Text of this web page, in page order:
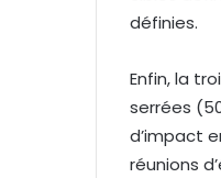
définies.
Enfin, la
serrées
d’impact
réunions